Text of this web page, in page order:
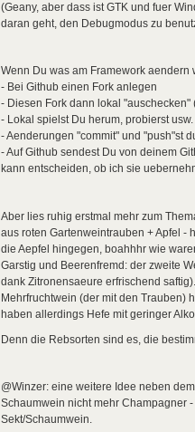
(Geany, aber dass ist GTK und fuer
daran geht, den Debugmodus zu
Wenn Du was am Framework aendern
- Bei Github einen Fork anlegen
- Diesen Fork dann lokal
- Lokal spielst Du herum, probierst usw.
- Aenderungen "commit" und "push"st
- Auf Github sendest Du von deinem
kann entscheiden, ob ich sie
Aber lies ruhig erstmal mehr zum
aus roten Gartenweintrauben + Apfel -
die Aepfel hingegen, boahhhr wie
Garstig und Beerenfremd: der zweite
dank Zitronensaeure erfrischend
Mehrfruchtwein (der mit den Trauben)
haben allerdings Hefe mit geringer
Denn die Rebsorten sind es, die
@Winzer: eine weitere Idee neben
Schaumwein nicht mehr Champagner
Sekt/Schaumwein.